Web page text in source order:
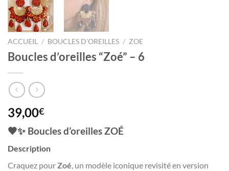
ACCUEIL / BOUCLES D'OREILLES / ZOE
Boucles d’oreilles “Zoé” – 6
39,00€
🖤✨ Boucles d’oreilles ZOÉ
Description
Craquez pourZoé, un modèle iconique revisité en version